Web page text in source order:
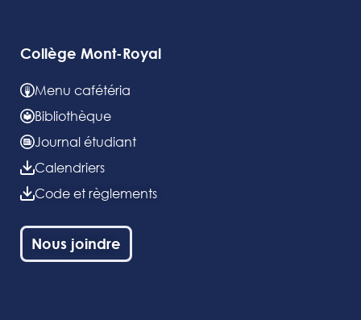
Collège Mont-Royal
Menu cafétéria
Bibliothèque
Journal étudiant
Calendriers
Code et règlements
Nous joindre